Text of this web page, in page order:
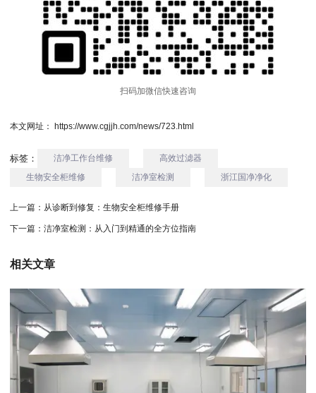
扫码加微信快速咨询
本文网址： https://www.cgjjh.com/news/723.html
标签： 洁净工作台维修
高效过滤器
生物安全柜维修
洁净室检测 浙江国净净化
上一篇： 从诊断到修复：生物安全柜维修手册
下一篇： 洁净室检测：从入门到精通的全方位指南
相关文章